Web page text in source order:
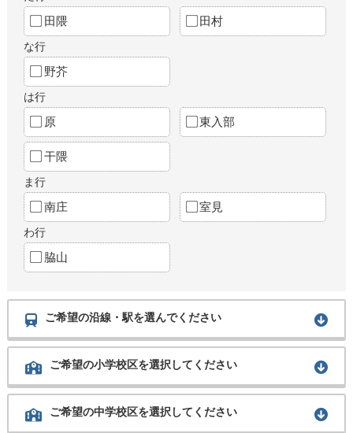
田隈 田村
な行
野芥
は行
原 東入部
干隈
ま行
南庄 室見
わ行
脇山
ご希望の沿線・駅を選んでください
ご希望の小学校区を選択してください
ご希望の中学校区を選択してください